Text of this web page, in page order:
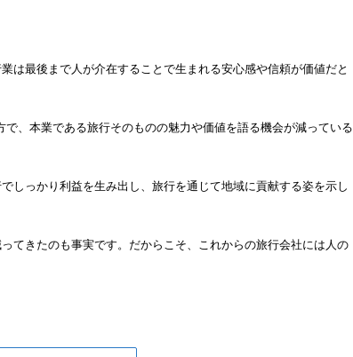
は最後まで人が介在することで生まれる安心感や信頼が価値だと
、本業である旅行そのものの魅力や価値を語る機会が減っている
しっかり利益を生み出し、旅行を通じて地域に貢献する姿を示し
てきたのも事実です。だからこそ、これからの旅行会社には人の